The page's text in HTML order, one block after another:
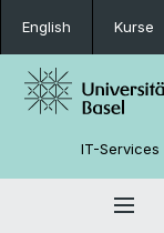
English Kurse
IT-Services